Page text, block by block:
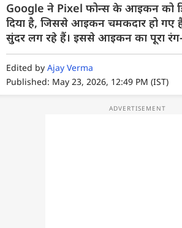
न्यूज़
रिव्यू
मोबाइल फोन्स
गेमिंग
Google ने Pixel फोन्स के आइकन को
दिया है, जिससे आइकन चमकदार हो गए
सुंदर लग रहे हैं। इससे आइकन का पूरा
Edited by Ajay Verma
Published: May 23, 2026, 12:49 PM (IST)